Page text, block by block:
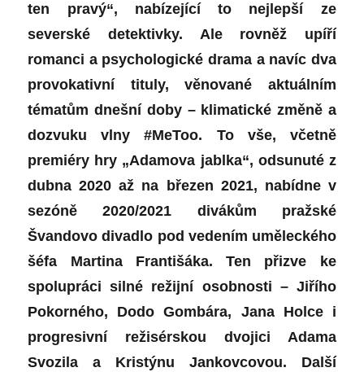
ten pravý“, nabízející to nejlepší ze
severské detektivky. Ale rovněž upíří
romanci a psychologické drama a navíc dva
provokativní tituly, věnované aktuálním
tématům dnešní doby – klimatické změně a
dozvuku vlny #MeToo. To vše, včetně
premiéry hry „Adamova jablka“, odsunuté z
dubna 2020 až na březen 2021, nabídne v
sezóně 2020/2021 divákům pražské
Švandovo divadlo pod vedením uměleckého
šéfa Martina Františáka. Ten přizve ke
spolupráci silné režijní osobnosti – Jiřího
Pokorného, Dodo Gombára, Jana Holce i
progresivní režisérskou dvojici Adama
Svozila a Kristýnu Jankovcovou.
Další